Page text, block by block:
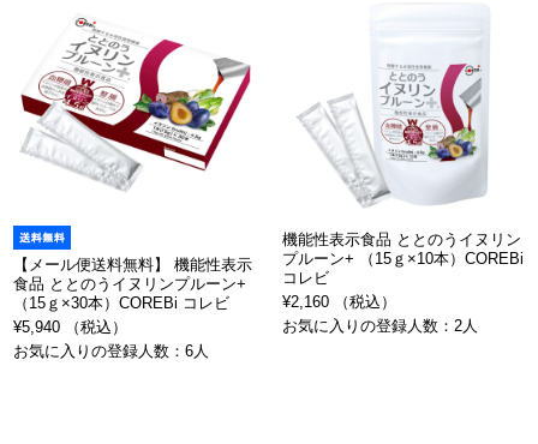
【メール便送料無料】 機能性表示
食品 ととのうイヌリンプルーン+
（15ｇ×30本）COREBi コレビ
¥5,940 （税込）
お気に入りの登録人数：6人
機能性表示食品 ととのうイヌリン
プルーン+ （15ｇ×10本）COREBi
コレビ
¥2,160 （税込）
お気に入りの登録人数：2人